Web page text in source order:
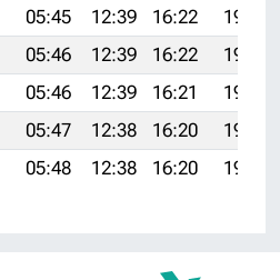
05:45 12:39 16:22
19:24
05:46 12:39 16:22
19:22
05:46 12:39 16:21
19:21
05:47 12:38 16:20
19:20
05:48 12:38 16:20 19:18